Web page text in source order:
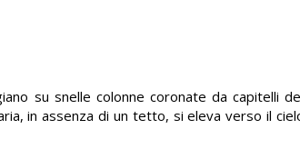
su snelle colonne coronate da capitelli
in assenza di un tetto, si eleva verso il